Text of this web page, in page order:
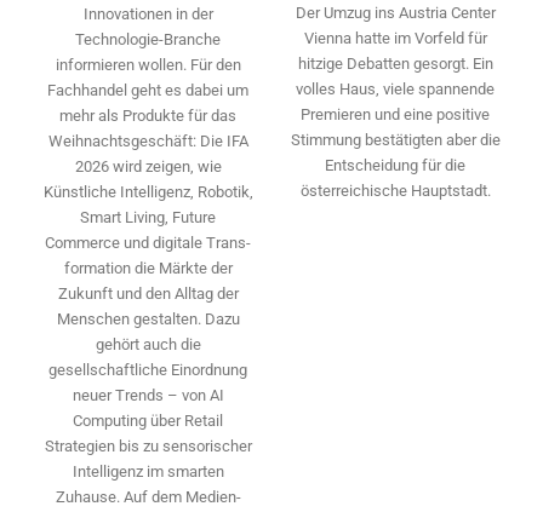
Innovationen in der
Technologie-­Branche
informieren wollen. Für den
Fachhandel geht es dabei um
mehr als Produkte für das
Weihnachtsgeschäft: Die IFA
2026 wird ­zeigen, wie
Künstliche Intelligenz, Robotik,
Smart Living, Future
Commerce und digitale Trans­
formation die Märkte der
Zukunft und den Alltag der
Menschen gestalten. Dazu
gehört auch die
gesellschaftliche Einordnung
neuer Trends – von AI
Computing über Retail
Strategien bis zu sensorischer
Intelligenz im smarten
Zuhause. Auf dem Medien­
Der Umzug ins Austria Center
Vienna hatte im Vorfeld für
hitzige Debatten gesorgt. Ein
volles Haus, viele spannende
Premieren und eine positive
Stimmung bestätigten aber die
Entscheidung für die
österreichische Hauptstadt.